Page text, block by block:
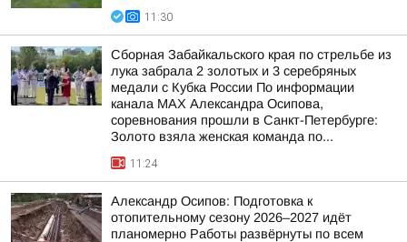
11:30
Сборная Забайкальского края по стрельбе из
лука забрала 2 золотых и 3 серебряных
медали с Кубка России По информации
канала МАХ Александра Осипова,
соревнования прошли в Санкт-Петербурге:
Золото взяла женская команда по...
11:24
Александр Осипов: Подготовка к
отопительному сезону 2026–2027 идёт
планомерно Работы развёрнуты по всем